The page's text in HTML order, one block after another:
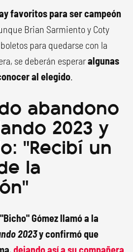
favoritos para ser campeón
Brian Sarmiento y Coty
para quedarse con la
se deberán esperaralgunas
al elegido.
abandono
2023 y
"Recibí un
la
Gómez llamó a la
2023y confirmó que
, dejando así a su compañera